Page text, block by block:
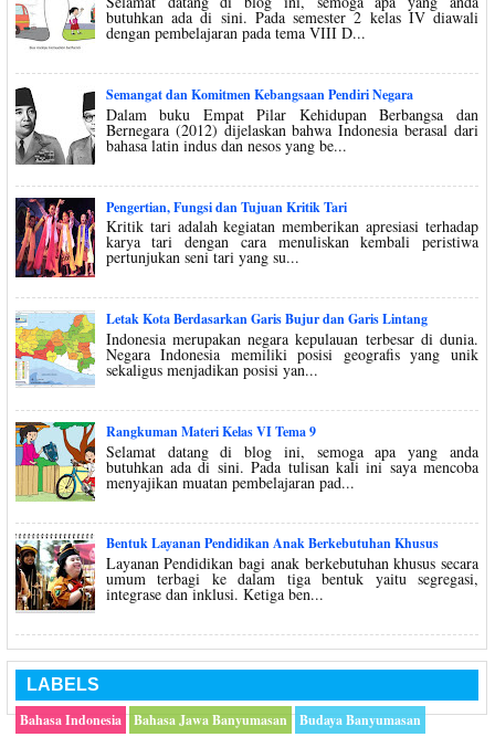
butuhkan ada di sini. Pada semester 2 kelas IV diawali
dengan pembelajaran pada tema VIII D...
Semangat dan Komitmen Kebangsaan Pendiri Negara
Dalam buku Empat Pilar Kehidupan Berbangsa dan
Bernegara (2012) dijelaskan bahwa Indonesia berasal dari
bahasa latin indus dan nesos yang be...
Pengertian, Fungsi dan Tujuan Kritik Tari
Kritik tari adalah kegiatan memberikan apresiasi terhadap
karya tari dengan cara menuliskan kembali peristiwa
pertunjukan seni tari yang su...
Letak Kota Berdasarkan Garis Bujur dan Garis Lintang
Indonesia merupakan negara kepulauan terbesar di dunia.
Negara Indonesia memiliki posisi geografis yang unik
sekaligus menjadikan posisi yan...
Rangkuman Materi Kelas VI Tema 9
Selamat datang di blog ini, semoga apa yang anda
butuhkan ada di sini. Pada tulisan kali ini saya mencoba
menyajikan muatan pembelajaran pad...
Bentuk Layanan Pendidikan Anak Berkebutuhan Khusus
Layanan Pendidikan bagi anak berkebutuhan khusus secara
umum terbagi ke dalam tiga bentuk yaitu segregasi,
integrase dan inklusi. Ketiga ben...
LABELS
Bahasa Indonesia
Bahasa Jawa Banyumasan Budaya Banyumasan